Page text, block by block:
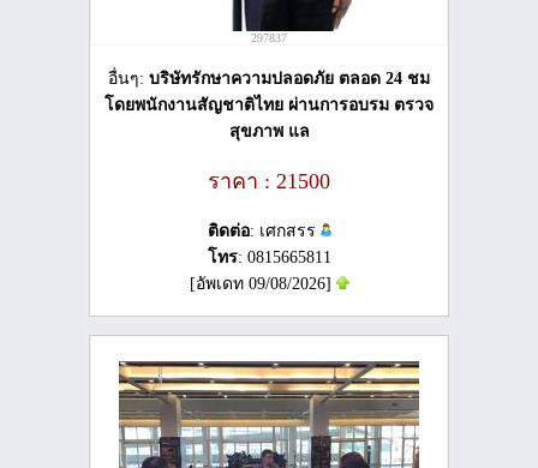
297837
อื่นๆ: บริษัทรักษาความปลอดภัย ตลอด 24 ชม
โดยพนักงานสัญชาติไทย ผ่านการอบรม ตรวจ
สุขภาพ แล
ราคา : 21500
ติดต่อ: เศกสรร
โทร: 0815665811
[อัพเดท 09/08/2026]